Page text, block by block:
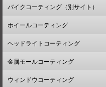
バイクコーティング（別サイト）
ホイールコーティング
ヘッドライトコーティング
金属モールコーティング
ウィンドウコーティング